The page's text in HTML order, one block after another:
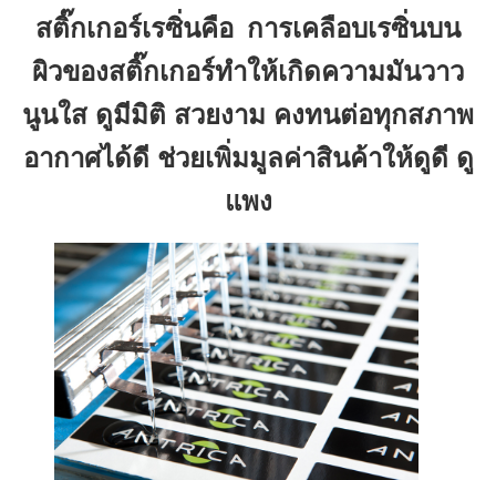
สติ๊กเกอร์เรซิ่นคือ การเคลือบเรซิ่นบน
ผิวของสติ๊กเกอร์ทำให้เกิดความมันวาว
นูนใส ดูมีมิติ สวยงาม คงทนต่อทุกสภาพ
อากาศได้ดี ช่วยเพิ่มมูลค่าสินค้าให้ดูดี ดู
แพง